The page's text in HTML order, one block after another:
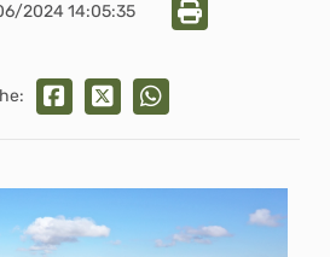
2024 14:05:35